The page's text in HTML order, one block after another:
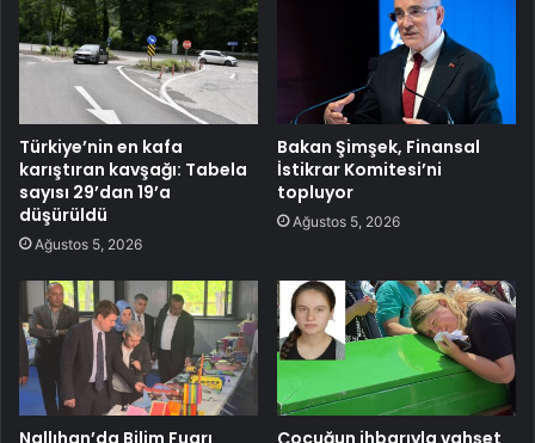
Türkiye’nin en kafa
karıştıran kavşağı: Tabela
sayısı 29’dan 19’a
düşürüldü
Ağustos 5, 2026
Bakan Şimşek, Finansal
İstikrar Komitesi’ni
topluyor
Ağustos 5, 2026
Nallıhan’da Bilim Fuarı Çocuğun ihbarıyla vahşet